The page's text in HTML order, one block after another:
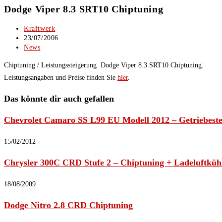
Dodge Viper 8.3 SRT10 Chiptuning
Beitrags-
Autor:
Kraftwerk
Beitrag
veröffentlicht:
23/07/2006
Beitrags-
News
Chiptuning / Leistungssteigerung Dodge Viper 8.3 SRT10 Chiptuning.
Leistungsangaben und Preise finden Sie hier.
Das könnte dir auch gefallen
Chevrolet Camaro SS L99 EU Modell 2012 –
15/02/2012
Chrysler 300C CRD Stufe 2 – Chiptuning +
18/08/2009
Dodge Nitro 2.8 CRD Chiptuning